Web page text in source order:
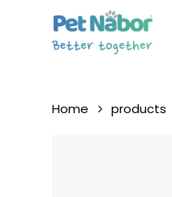
Home products